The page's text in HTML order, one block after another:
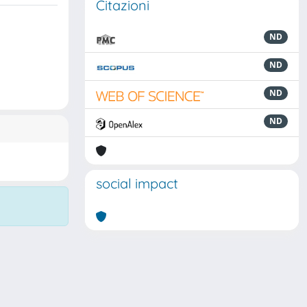
Citazioni
ND
ND
ND
ND
social impact